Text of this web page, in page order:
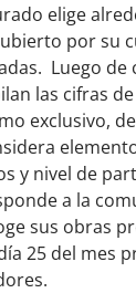
elige
por su
Luego de
las cifras
exclusivo,
y nivel de
a la
sus obras
25 del mes